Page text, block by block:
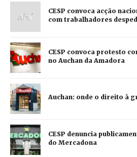
CESP convoca acção
com trabalhadores
CESP convoca protesto
no Auchan da Amadora
Auchan: onde o direito à
CESP denuncia
do Mercadona